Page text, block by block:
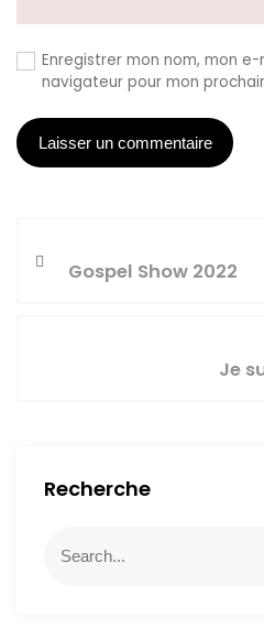
Enregistrer mon nom, mon
navigateur pour mon
Gospel Show 2022
Je
Recherche